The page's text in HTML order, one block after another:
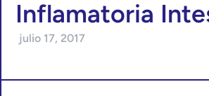
Inflamatoria
julio 17, 2017